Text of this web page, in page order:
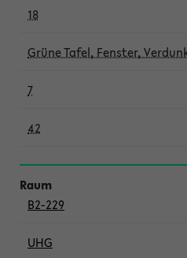
18
Grüne Tafel, Fenster,
7
42
B2-229
UHG